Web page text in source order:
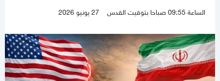
الساعة 09:55 صباحا بتوقيت القدس 27 يونيو 2026